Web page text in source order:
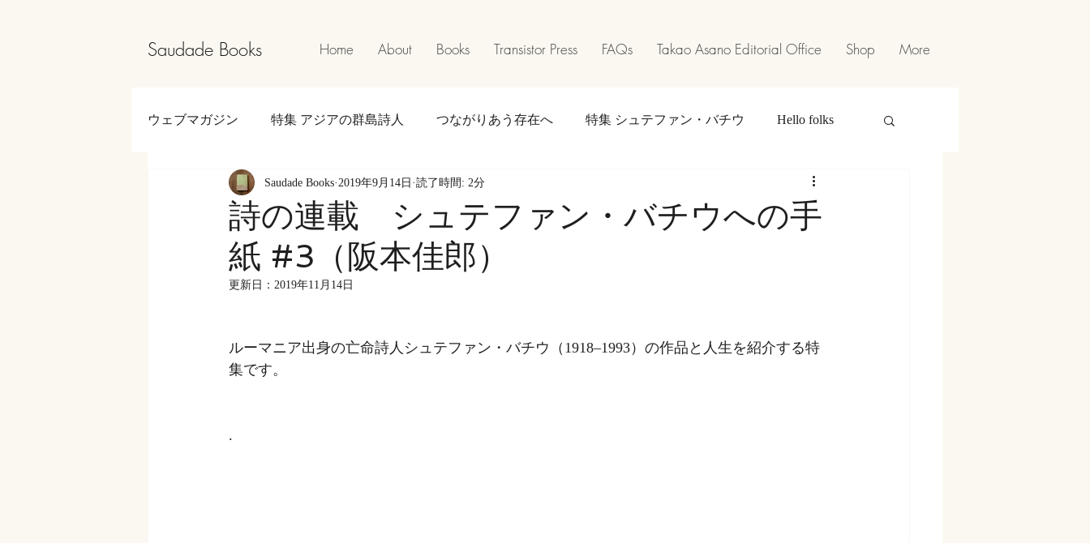
Saudade Books Home About Books Transistor Press FAQs Takao Asano Editorial Office Shop More
ウェブマガジン 特集 アジアの群島詩人 つながりあう存在へ 特集 シュテファン・バチウ Hello folks
中学生韓国旅行＆読書日記 巡礼となりて Walkabout
The Road to Yakushima 特別寄稿 離陸と着陸のあいだで
詩の連載 シュテファン・バチウへの手
紙 #3（阪本佳郎）
Saudade Books 2019年9月14日 読了時間: 2分
更新日： 2019年11月14日
ルーマニア出身の亡命詩人シュテファン・バチウ（1918–1993）の作品と人生を紹介する特
集です。
.